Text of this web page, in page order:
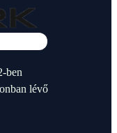
ben
lévő